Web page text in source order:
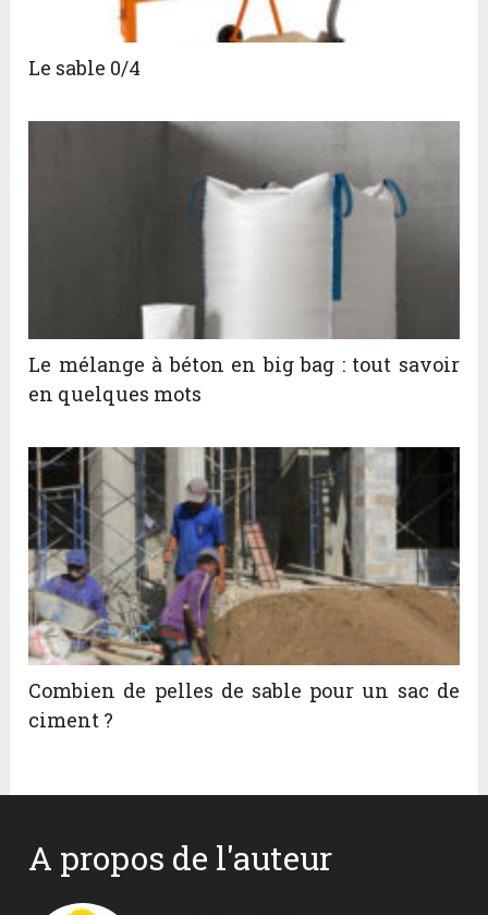
Le sable 0/4
Le mélange à béton en big bag : tout savoir
en quelques mots
Combien de pelles de sable pour un sac de
ciment ?
A propos de l'auteur